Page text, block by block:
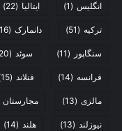
انگلیس (1) ایتالیا (22)
ترکیه (51) دانمارک (16)
سنگاپور (11) سوئد (20)
فرانسه (14) فنلاند (15)
مالزی (13) مجارستان
نیوزلند (13) هلند (14)